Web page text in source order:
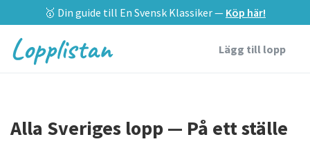
🥇 Din guide till En Svensk Klassiker — Köp här!
Lopplistan Lägg till lopp
Alla Sveriges lopp — På ett ställe